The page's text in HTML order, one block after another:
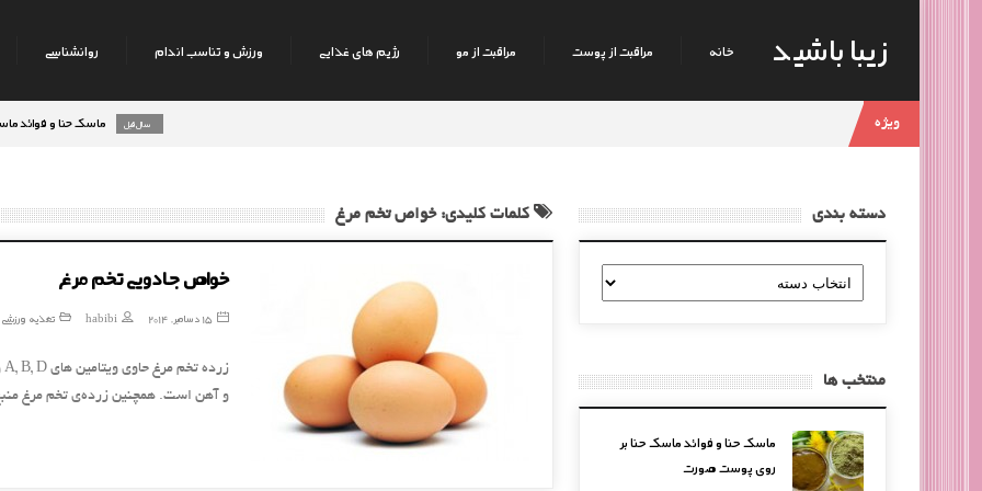
زیبا باشید خانه مراقبت از پوست مراقبت از مو رژیم های غذایی ورزش و تناسب اندام روانشناسی
ویژه ماسک حنا و فوائد ماسک
کلمات کلیدی: خواص تخم مرغ
خواص جادویی تخم مرغ
15 دسامبر, 2014 habibi تغذیه ورزشی
و آهن است. همچنین زرده‌ی تخم مرغ
دسته بندی
دسته
بندی
منتخب ها
ماسک حنا و فوائد ماسک حنا بر
روی پوست صورت